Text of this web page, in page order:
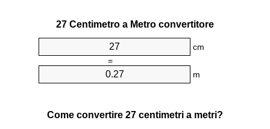
27 Centimetro a Metro convertitore
cm
=
m
Come convertire 27 centimetri a metri?